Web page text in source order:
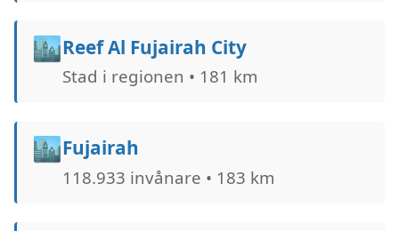
🏙️Reef Al Fujairah City
Stad i regionen • 181 km
🏙️Fujairah
118.933 invånare • 183 km